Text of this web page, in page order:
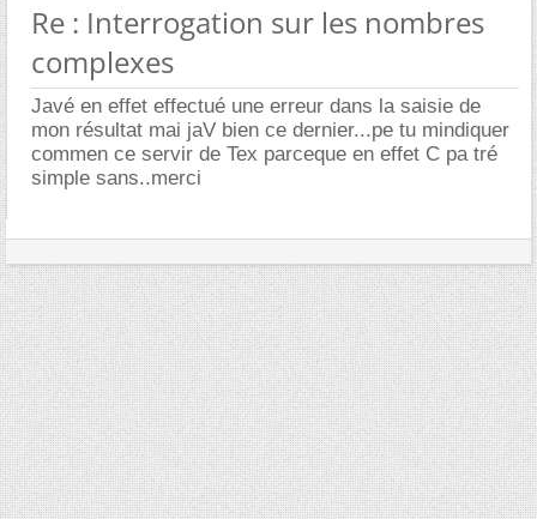
Re : Interrogation sur les nombres
complexes
Javé en effet effectué une erreur dans la saisie de
mon résultat mai jaV bien ce dernier...pe tu mindiquer
commen ce servir de Tex parceque en effet C pa tré
simple sans..merci